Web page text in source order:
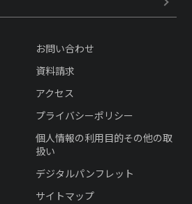
お問い合わせ
資料請求
アクセス
プライバシーポリシー
個人情報の利用目的その他の取
扱い
デジタルパンフレット
サイトマップ